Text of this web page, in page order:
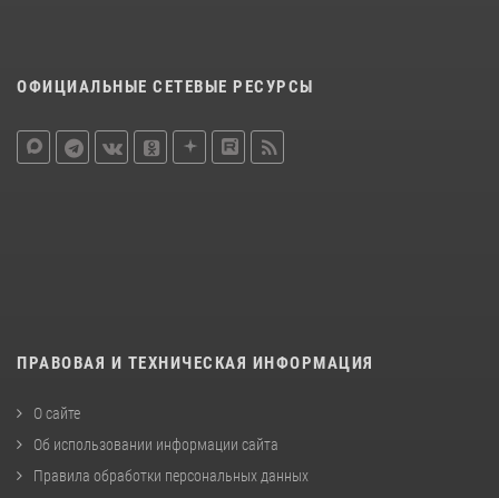
ОФИЦИАЛЬНЫЕ СЕТЕВЫЕ РЕСУРСЫ
ПРАВОВАЯ И ТЕХНИЧЕСКАЯ ИНФОРМАЦИЯ
О сайте
Об использовании информации сайта
Правила обработки персональных данных